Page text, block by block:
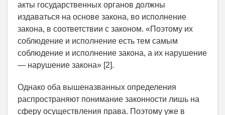
акты государственных органов должны
издаваться на основе закона, во исполнение
закона, в соответствии с законом. «Поэтому их
соблюдение и исполнение есть тем самым
соблюдение и исполнение закона, а их нарушение
— нарушение закона» [2].
Однако оба вышеназванных определения
распространяют понимание законности лишь на
сферу осуществления права. Поэтому уже в